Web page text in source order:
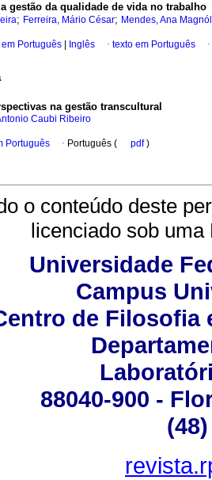
gestão da qualidade de vida no trabalho
; Ferreira, Mário César; Mendes, Ana
Português Inglês · texto em Português ·
na gestão transcultural
Caubi Ribeiro
Português · Português ( pdf)
o conteúdo deste
licenciado sob uma
Universidade
Campus
de Filosofia
88040-900 -